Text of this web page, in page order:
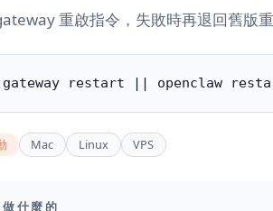
重啟指令，失敗時再退回舊版重
gateway restart || openclaw
Mac Linux VPS
什麼的